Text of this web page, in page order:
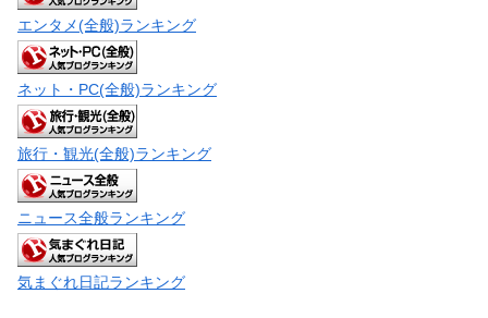
エンタメ(全般)ランキング
ネット・PC(全般)ランキング
旅行・観光(全般)ランキング
ニュース全般ランキング
気まぐれ日記ランキング